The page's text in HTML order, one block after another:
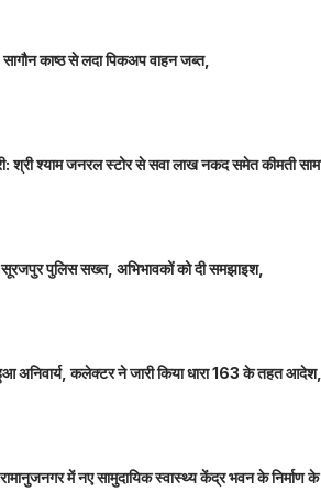
सागौन काष्ठ से लदा पिकअप वाहन जब्त,
श्री श्याम जनरल स्टोर से सवा लाख नकद समेत कीमती
पुलिस सख्त, अभिभावकों को दी समझाइश,
अनिवार्य, कलेक्टर ने जारी किया धारा 163 के तहत आदेश,
रामानुजनगर में नए सामुदायिक स्वास्थ्य केंद्र भवन के